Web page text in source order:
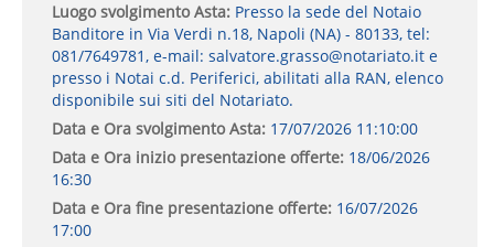
Luogo svolgimento Asta: Presso la sede del Notaio
Banditore in Via Verdi n.18, Napoli (NA) - 80133, tel:
081/7649781, e-mail: salvatore.grasso@notariato.it e
presso i Notai c.d. Periferici, abilitati alla RAN, elenco
disponibile sui siti del Notariato.
Data e Ora svolgimento Asta: 17/07/2026 11:10:00
Data e Ora inizio presentazione offerte: 18/06/2026
16:30
Data e Ora fine presentazione offerte: 16/07/2026
17:00